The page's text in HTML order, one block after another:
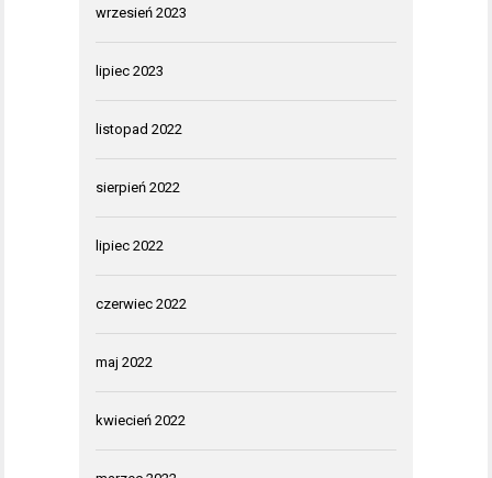
wrzesień 2023
lipiec 2023
listopad 2022
sierpień 2022
lipiec 2022
czerwiec 2022
maj 2022
kwiecień 2022